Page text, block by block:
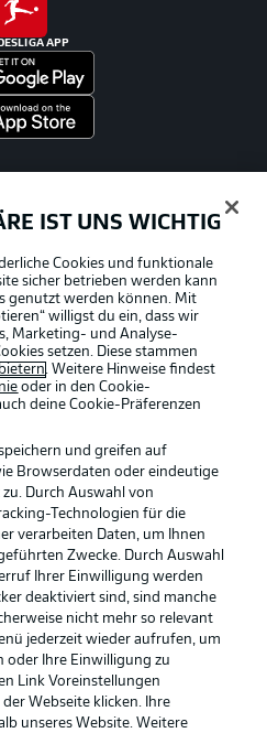
APP
Voreinstellungen verwalten
Nutzungsbedingungen
Kontakt
Impressum
Spieler
IST UNS WICHTIG
Cookies und funktionale
sicher betrieben werden kann
genutzt werden können. Mit
willigst du ein, dass wir
Marketing- und Analyse-
setzen. Diese stammen
. Weitere Hinweise findest
oder in den Cookie-
deine Cookie-Präferenzen
und greifen auf
Browserdaten oder eindeutige
Durch Auswahl von
Technologien für die
verarbeiten Daten, um Ihnen
Zwecke. Durch Auswahl
Ihrer Einwilligung werden
deaktiviert sind, sind manche
nicht mehr so relevant
jederzeit wieder aufrufen, um
oder Ihre Einwilligung zu
Link Voreinstellungen
Webseite klicken. Ihre
unseres Website. Weitere